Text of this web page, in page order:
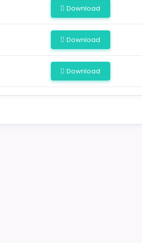
Download
Download
Download